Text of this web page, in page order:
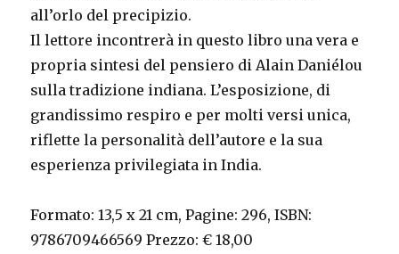
all’orlo del precipizio.
Il lettore incontrerà in questo libro una vera e
propria sintesi del pensiero di Alain Daniélou
sulla tradizione indiana. L’esposizione, di
grandissimo respiro e per molti versi unica,
riflette la personalità dell’autore e la sua
esperienza privilegiata in India.
Formato: 13,5 x 21 cm, Pagine: 296, ISBN:
9786709466569 Prezzo: € 18,00